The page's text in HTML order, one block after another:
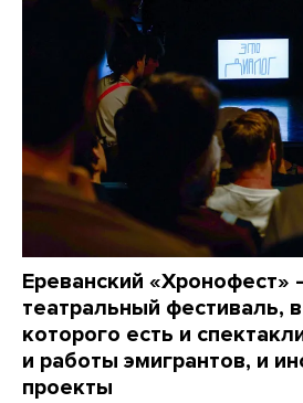
Ереванский
театральный фестиваль,
которого есть и
и работы эмигрантов, и
проекты